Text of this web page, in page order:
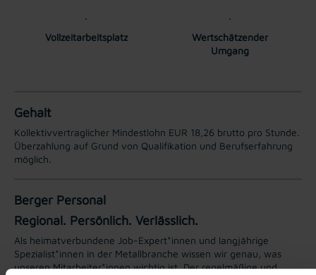
Vollzeitarbeitsplatz
Wertschätzender
Umgang
Gehalt
Kollektivvertraglicher Mindestlohn EUR 18,26 brutto pro Stunde.
Überzahlung auf Grund von Qualifikation und Berufserfahrung
möglich.
Berger Personal
Regional. Persönlich. Verlässlich.
Als heimatverbundene Job-Expert*innen und langjährige
Spezialist*innen in der Metallbranche wissen wir genau, was
unseren Mitarbeiter*innen wichtig ist. Der regelmäßige und